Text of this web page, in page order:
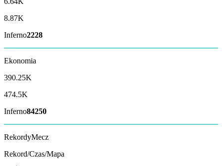
8.87K
Inferno2228
Ekonomia
390.25K
474.5K
Inferno84250
RekordyMecz
Rekord/Czas/Mapa